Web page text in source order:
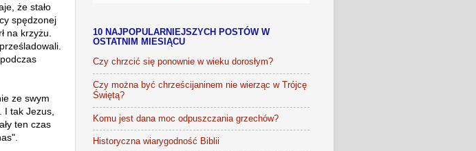
że stało
spędzonej
na krzyżu.
ze swym
I tak Jezus,
ten czas
10 NAJPOPULARNIEJSZYCH POSTÓW W
OSTATNIM MIESIĄCU
Czy chrzcić się ponownie w wieku dorosłym?
Czy można być chrześcijaninem nie wierząc w Trójcę
Świętą?
Komu jest dana moc odpuszczania grzechów?
Historyczna wiarygodność Biblii